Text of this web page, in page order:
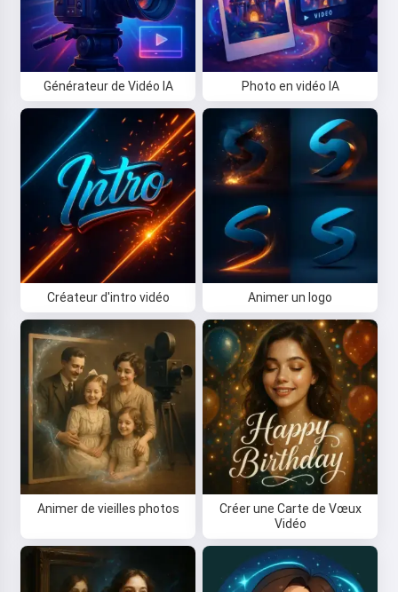
Générateur de Vidéo IA Photo en vidéo IA
Créateur d'intro vidéo Animer un logo
Animer de vieilles photos
Créer une Carte de Vœux
Vidéo